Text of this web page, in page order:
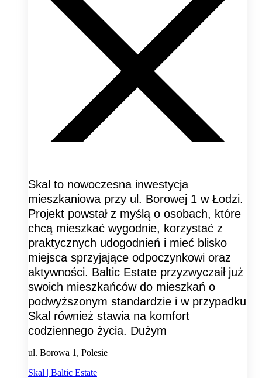
Skal to nowoczesna inwestycja
mieszkaniowa przy ul. Borowej 1 w Łodzi.
Projekt powstał z myślą o osobach, które
chcą mieszkać wygodnie, korzystać z
praktycznych udogodnień i mieć blisko
miejsca sprzyjające odpoczynkowi oraz
aktywności. Baltic Estate przyzwyczaił już
swoich mieszkańców do mieszkań o
podwyższonym standardzie i w przypadku
Skal również stawia na komfort
codziennego życia. Dużym
ul. Borowa 1, Polesie
Skal | Baltic Estate